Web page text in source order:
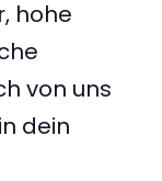
hohe
von uns
dein